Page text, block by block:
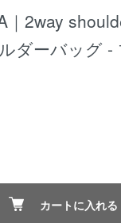
｜2way
ダーバッグ -
カートに入れる